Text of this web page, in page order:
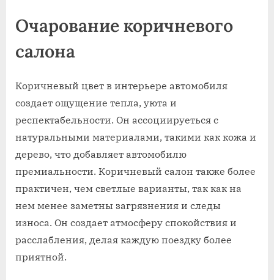
Очарование коричневого
салона
Коричневый цвет в интерьере автомобиля
создает ощущение тепла, уюта и
респектабельности. Он ассоциируеться с
натуральными материалами, такими как кожа и
дерево, что добавляет автомобилю
премиальности. Коричневый салон также более
практичен, чем светлые варианты, так как на
нем менее заметны загрязнения и следы
износа. Он создает атмосферу спокойствия и
расслабления, делая каждую поездку более
приятной.